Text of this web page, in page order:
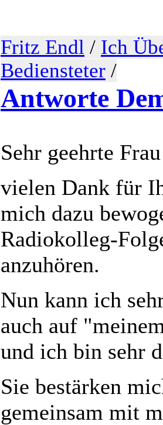
Fritz Endl / Ich
Bediensteter /
Antworte
Sehr geehrte
vielen Dank für
mich dazu
Radiokolleg-
anzuhören.
Nun kann ich
auch auf
und ich bin sehr
Sie bestärken
gemeinsam mit